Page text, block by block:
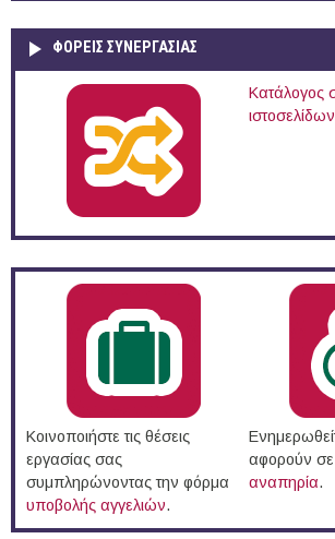
ΦΟΡΕΙΣ ΣΥΝΕΡΓΑΣΙΑΣ
Κατάλογος
ιστοσελίδων
Κοινοποιήστε τις θέσεις
εργασίας σας
συμπληρώνοντας την φόρμα
υποβολής αγγελιών.
αφορούν σε
αναπηρία.